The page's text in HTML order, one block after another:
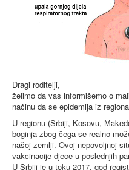
ISO 9001:2016
Dragi roditelji,
želimo da vas informišemo o
načinu da se epidemija iz
U regionu (Srbiji, Kosovu,
boginja zbog čega se realno
našoj zemlji. Ovoj nepovoljnoj
vakcinacije djece u poslednjih
U Srbiji je u toku 2017. god